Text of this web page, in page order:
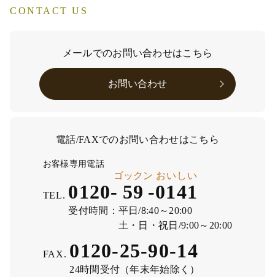
CONTACT US
メールでのお問い合わせはこちら
お問い合わせ
電話/FAXでのお問い合わせはこちら
お客様専用電話
TEL. 0120- 59
ゴックン
-0141
おいしい
受付時間： 平日/8:40～20:00
土・日・祝日/9:00～20:00
FAX. 0120-25-90-14
24時間受付（年末年始除く）